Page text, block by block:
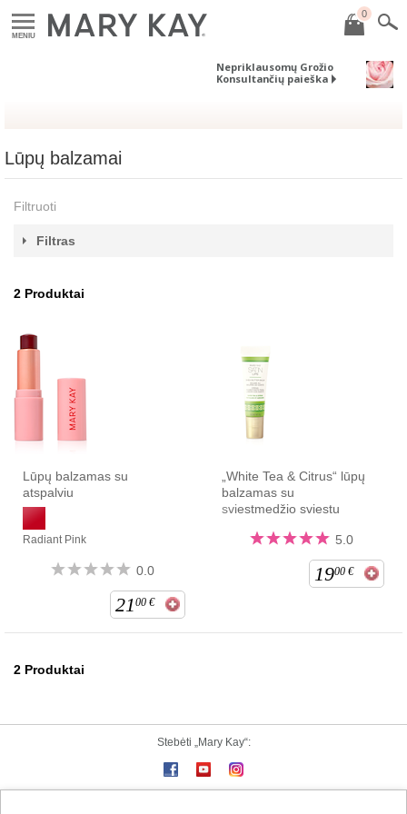
MENIU
0
Nepriklausomų Grožio
Konsultančių paieška
Lūpų balzamai
Filtruoti
Filtras
2 Produktai
Lūpų balzamas su
atspalviu
Radiant Pink
0.0
2100 €
„White Tea & Citrus“ lūpų
balzamas su
sviestmedžio sviestu
5.0
1900 €
2 Produktai
Stebėti „Mary Kay“: